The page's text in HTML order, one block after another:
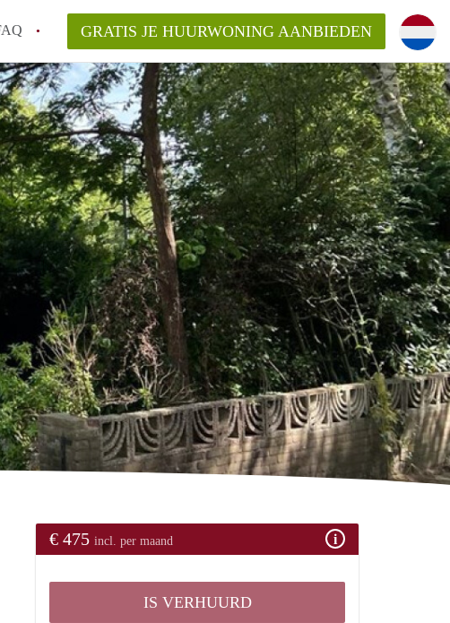
op een huurwoning in Hengelo?
GRATIS JE HUURWONING AANBIEDEN
€ 475 incl. per maand
IS VERHUURD